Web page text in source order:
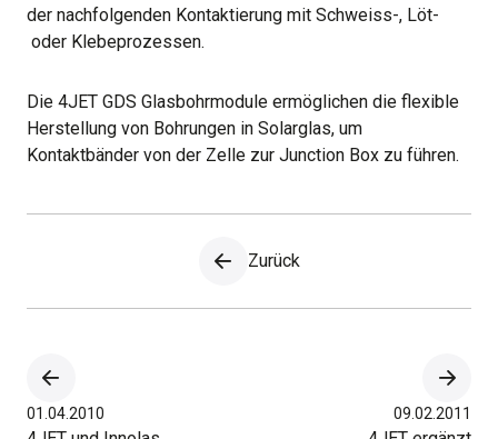
der nachfolgenden Kontaktierung mit Schweiss-, Löt-
oder Klebeprozessen.
Die 4JET GDS Glasbohrmodule ermöglichen die flexible
Herstellung von Bohrungen in Solarglas, um
Kontaktbänder von der Zelle zur Junction Box zu führen.
Zurück
01.04.2010 09.02.2011